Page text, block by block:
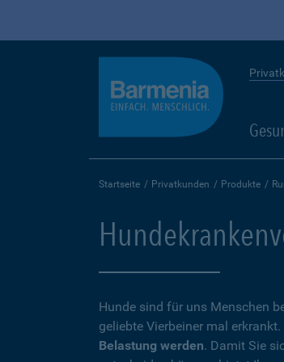
Startseite Privatkunden Produkte
Hunde sind für uns Menschen
geliebte Vierbeiner mal erkrankt.
Belastung werden. Damit Sie